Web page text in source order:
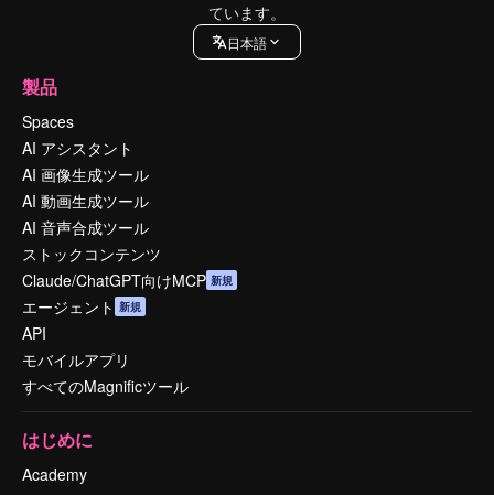
ています。
日本語
製品
Spaces
AI アシスタント
AI 画像生成ツール
AI 動画生成ツール
AI 音声合成ツール
ストックコンテンツ
Claude/ChatGPT向けMCP 新規
エージェント 新規
API
モバイルアプリ
すべてのMagnificツール
はじめに
Academy